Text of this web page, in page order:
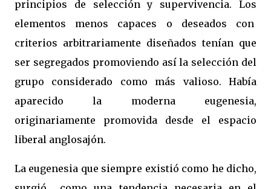
principios de selección y supervivencia. Los
elementos menos capaces o deseados con
criterios arbitrariamente diseñados tenían que
ser segregados promoviendo así la selección del
grupo considerado como más valioso. Había
aparecido la moderna eugenesia,
originariamente promovida desde el espacio
liberal anglosajón.
La eugenesia que siempre existió como he dicho,